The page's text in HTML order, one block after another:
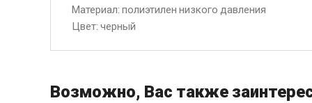
Материал: полиэтилен низкого давления
Цвет: черный
Возможно, Вас также